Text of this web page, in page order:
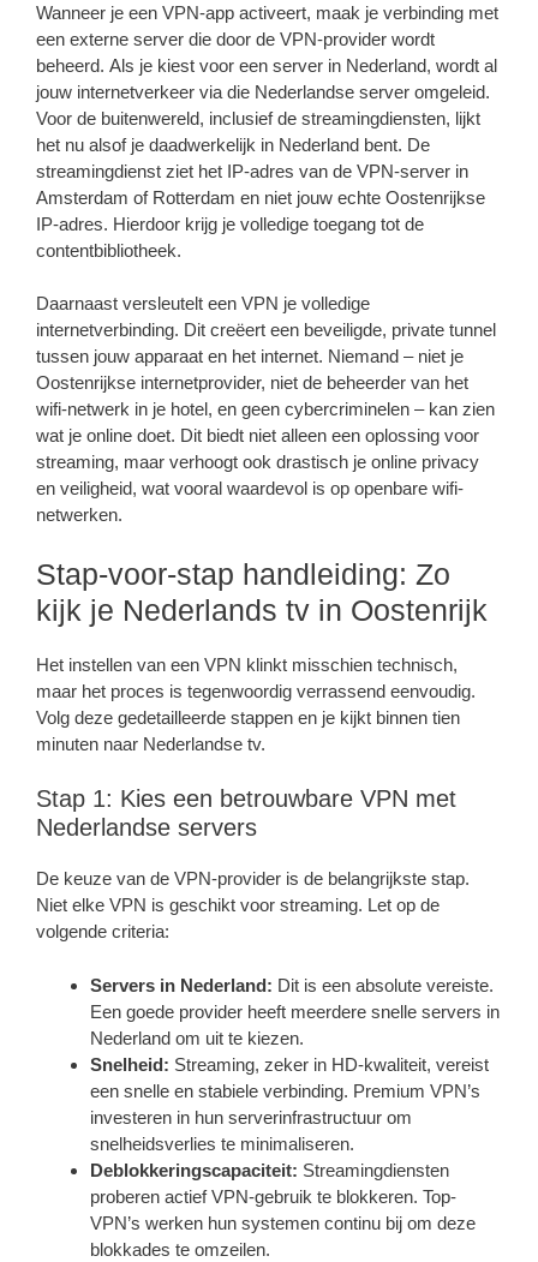
Wanneer je een VPN-app activeert, maak je verbinding met
een externe server die door de VPN-provider wordt
beheerd. Als je kiest voor een server in Nederland, wordt al
jouw internetverkeer via die Nederlandse server omgeleid.
Voor de buitenwereld, inclusief de streamingdiensten, lijkt
het nu alsof je daadwerkelijk in Nederland bent. De
streamingdienst ziet het IP-adres van de VPN-server in
Amsterdam of Rotterdam en niet jouw echte Oostenrijkse
IP-adres. Hierdoor krijg je volledige toegang tot de
contentbibliotheek.
Daarnaast versleutelt een VPN je volledige
internetverbinding. Dit creëert een beveiligde, private tunnel
tussen jouw apparaat en het internet. Niemand – niet je
Oostenrijkse internetprovider, niet de beheerder van het
wifi-netwerk in je hotel, en geen cybercriminelen – kan zien
wat je online doet. Dit biedt niet alleen een oplossing voor
streaming, maar verhoogt ook drastisch je online privacy
en veiligheid, wat vooral waardevol is op openbare wifi-
netwerken.
Stap-voor-stap handleiding: Zo
kijk je Nederlands tv in Oostenrijk
Het instellen van een VPN klinkt misschien technisch,
maar het proces is tegenwoordig verrassend eenvoudig.
Volg deze gedetailleerde stappen en je kijkt binnen tien
minuten naar Nederlandse tv.
Stap 1: Kies een betrouwbare VPN met
Nederlandse servers
De keuze van de VPN-provider is de belangrijkste stap.
Niet elke VPN is geschikt voor streaming. Let op de
volgende criteria:
Servers in Nederland: Dit is een absolute vereiste.
Een goede provider heeft meerdere snelle servers in
Nederland om uit te kiezen.
Snelheid: Streaming, zeker in HD-kwaliteit, vereist
een snelle en stabiele verbinding. Premium VPN’s
investeren in hun serverinfrastructuur om
snelheidsverlies te minimaliseren.
Deblokkeringscapaciteit: Streamingdiensten
proberen actief VPN-gebruik te blokkeren. Top-
VPN’s werken hun systemen continu bij om deze
blokkades te omzeilen.